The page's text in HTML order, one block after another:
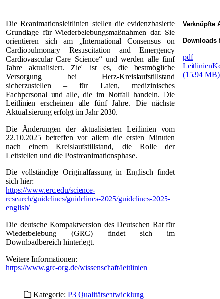
Die Reanimationsleitlinien stellen die evidenzbasierte
Grundlage für Wiederbelebungsmaßnahmen dar. Sie
orientieren sich am „International Consensus on
Cardiopulmonary Resuscitation and Emergency
Cardiovascular Care Science“ und werden alle fünf
Jahre aktualisiert. Ziel ist es, die bestmögliche
Versorgung bei Herz-Kreislaufstillstand
sicherzustellen – für Laien, medizinisches
Fachpersonal und alle, die im Notfall handeln. Die
Leitlinien erscheinen alle fünf Jahre. Die nächste
Aktualisierung erfolgt im Jahr 2030.
Die Änderungen der aktualisierten Leitlinien vom
22.10.2025 betreffen vor allem die ersten Minuten
nach einem Kreislaufstillstand, die Rolle der
Leitstellen und die Postreanimationsphase.
Die vollständige Originalfassung in Englisch findet
sich hier:
https://www.erc.edu/science-
research/guidelines/guidelines-2025/guidelines-2025-
english/
Die deutsche Kompaktversion des Deutschen Rat für
Wiederbelebung (GRC) findet sich im
Downloadbereich hinterlegt.
Weitere Informationen:
https://www.grc-org.de/wissenschaft/leitlinien
Verknüpfte
Downloads
pdf
(15.94 MB)
Kategorie: P3 Qualitätsentwicklung